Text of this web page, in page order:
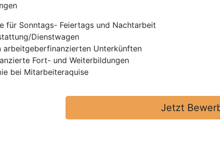
für Sonntags- Feiertags und Nachtarbeit
Dienstwagen
arbeitgeberfinanzierten Unterkünften
Fort- und Weiterbildungen
bei Mitarbeiteraquise
Jetzt